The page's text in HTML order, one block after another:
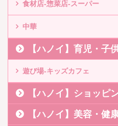
食材店-惣菜店-スーパー
中華
【ハノイ】育児・子
遊び場-キッズカフェ
【ハノイ】ショッピ
【ハノイ】美容・健